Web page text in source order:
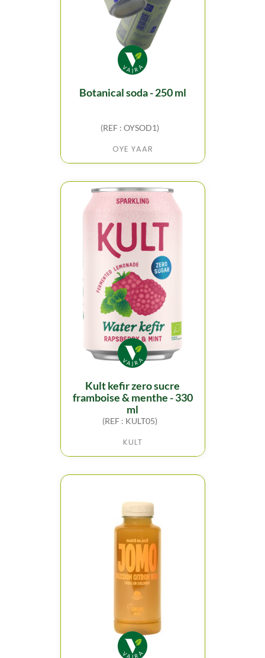
botanical soda - 250 ml
(REF : OYSOD1)
OYE YAAR
kult kefir zero sucre
framboise & menthe - 330
ml
(REF : KULT05)
KULT